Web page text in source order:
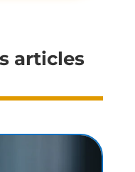
articles